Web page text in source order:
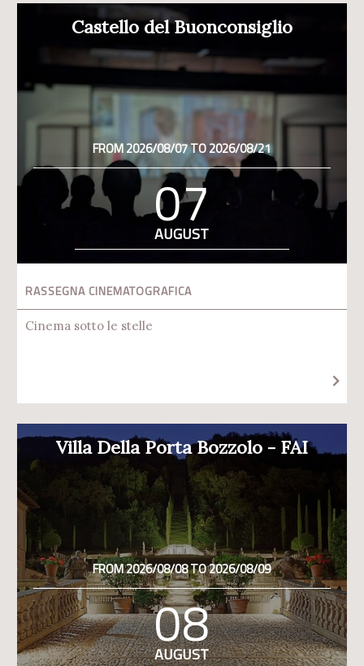
Castello del Buonconsiglio
FROM 2026/08/07 TO 2026/08/21
07
AUGUST
RASSEGNA CINEMATOGRAFICA
Cinema sotto le stelle
Villa Della Porta Bozzolo - FAI
FROM 2026/08/08 TO 2026/08/09
08
AUGUST